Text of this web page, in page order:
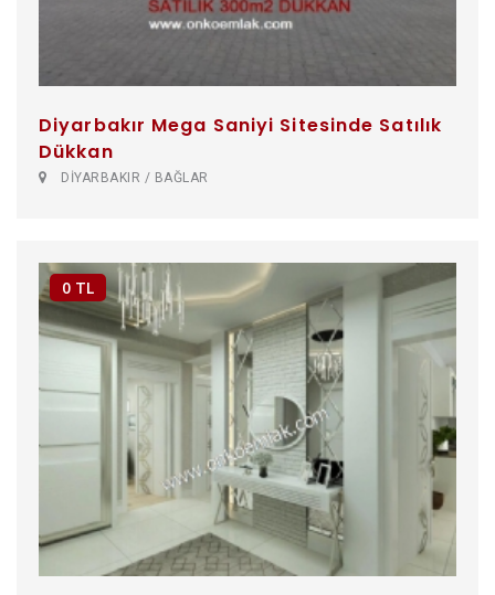
Diyarbakır Mega Saniyi Sitesinde Satılık
Dükkan
DİYARBAKIR / BAĞLAR
0 TL